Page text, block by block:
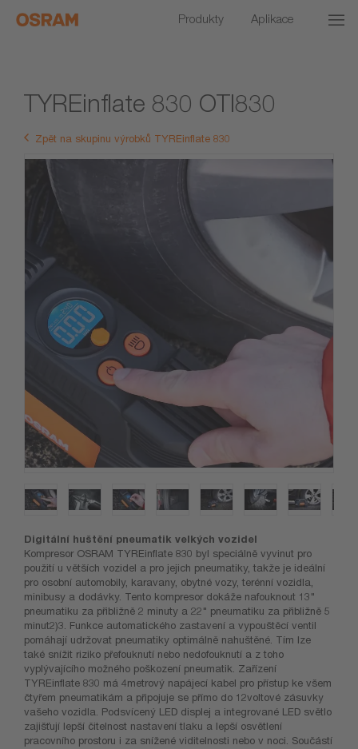
Produkty Aplikace
TYREinflate 830 OTI830
Zpět na skupinu výrobků TYREinflate 830
Digitální huštění pneumatik velkých vozidel
Kompresor OSRAM TYREinflate 830 byl speciálně vyvinut pro
použití u větších vozidel a pro jejich pneumatiky, takže je ideální
pro osobní automobily, karavany, obytné vozy, terénní vozidla,
minibusy a dodávky. Tento kompresor dokáže nafouknout 13"
pneumatiku za přibližně 2 minuty a 22" pneumatiku za přibližně 5
minut2)3. Funkce automatického zastavení a vypouštěcí ventil
pomáhají udržovat pneumatiky optimálně nahuštěné. Tím lze
také snížit riziko přefouknutí nebo nedofouknutí a z toho
vyplývajícího možného poškození pneumatik. Zařízení
TYREinflate 830 má 4metrový napájecí kabel pro přístup ke všem
čtyřem pneumatikám a připojuje se přímo do 12voltové zásuvky
vašeho vozidla. Podsvícený LED displej a integrované LED světlo
zajišťují lepší čitelnost nastavení tlaku a lepší osvětlení
pracovního prostoru i za snížené viditelnosti nebo v noci. Součástí